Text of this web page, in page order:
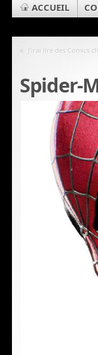
ACCUEIL
« J’irai lire des Comics
Spider-